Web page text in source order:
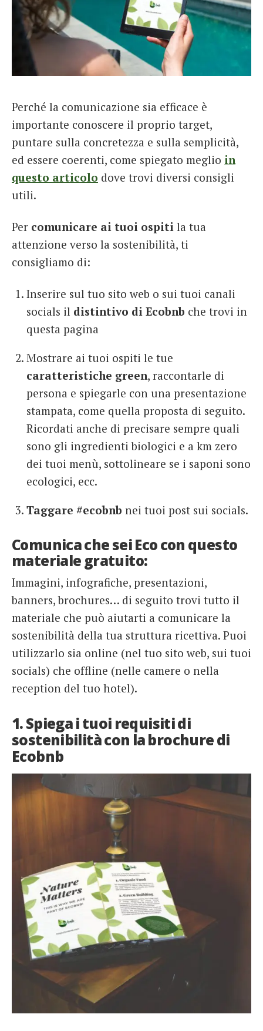
Perché la comunicazione sia efficace è
importante conoscere il proprio target,
puntare sulla concretezza e sulla semplicità,
ed essere coerenti, come spiegato meglio in
questo articolo dove trovi diversi consigli
utili.
Per comunicare ai tuoi ospiti la tua
attenzione verso la sostenibilità, ti
consigliamo di:
Inserire sul tuo sito web o sui tuoi canali
socials il distintivo di Ecobnb che trovi in
questa pagina
Mostrare ai tuoi ospiti le tue
caratteristiche green, raccontarle di
persona e spiegarle con una presentazione
stampata, come quella proposta di seguito.
Ricordati anche di precisare sempre quali
sono gli ingredienti biologici e a km zero
dei tuoi menù, sottolineare se i saponi sono
ecologici, ecc.
Taggare #ecobnb nei tuoi post sui socials.
Comunica che sei Eco con questo
materiale gratuito:
Immagini, infografiche, presentazioni,
banners, brochures… di seguito trovi tutto il
materiale che può aiutarti a comunicare la
sostenibilità della tua struttura ricettiva. Puoi
utilizzarlo sia online (nel tuo sito web, sui tuoi
socials) che offline (nelle camere o nella
reception del tuo hotel).
1. Spiega i tuoi requisiti di
sostenibilità con la brochure di
Ecobnb